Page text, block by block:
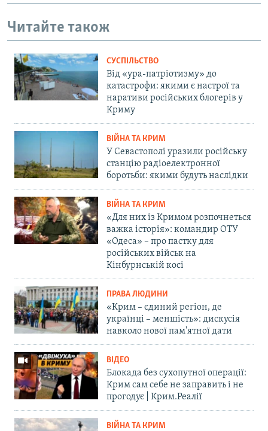
Читайте також
СУСПІЛЬСТВО
Від «ура-патріотизму» до
катастрофи: якими є настрої та
наративи російських блогерів у
Криму
ВІЙНА ТА КРИМ
У Севастополі уразили російську
станцію радіоелектронної
боротьби: якими будуть наслідки
ВІЙНА ТА КРИМ
«Для них із Кримом розпочнеться
важка історія»: командир ОТУ
«Одеса» – про пастку для
російських військ на
Кінбурнській косі
ПРАВА ЛЮДИНИ
«Крим – єдиний регіон, де
українці – меншість»: дискусія
навколо нової пам'ятної дати
ВІДЕО
Блокада без сухопутної операції:
Крим сам себе не заправить і не
прогодує | Крим.Реалії
ВІЙНА ТА КРИМ